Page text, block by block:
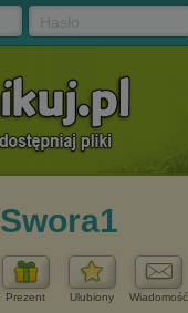
Swora1
Prezent Ulubiony Wiadomość